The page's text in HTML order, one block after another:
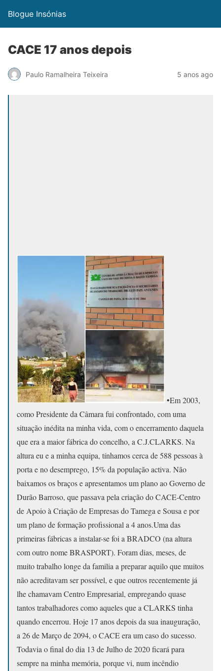
Blogue Insónias
CACE 17 anos depois
Paulo Ramalheira Teixeira 5 anos ago
•Em 2003,
como Presidente da Câmara fui confrontado, com uma
situação inédita na minha vida, com o encerramento daquela
que era a maior fábrica do concelho, a C.J.CLARKS. Na
altura eu e a minha equipa, tínhamos cerca de 588 pessoas à
porta e no desemprego, 15% da população activa. Não
baixamos os braços e apresentamos um plano ao Governo de
Durão Barroso, que passava pela criação do CACE-Centro
de Apoio à Criação de Empresas do Tamega e Sousa e por
um plano de formação profissional a 4 anos.Uma das
primeiras fábricas a instalar-se foi a BRADCO (na altura
com outro nome BRASPORT). Foram dias, meses, de
muito trabalho longe da familia a preparar aquilo que muitos
não acreditavam ser possível, e que outros recentemente já
lhe chamavam Centro Empresarial, empregando quase
tantos trabalhadores como aqueles que a CLARKS tinha
quando encerrou. Hoje 17 anos depois da sua inauguração,
a 26 de Março de 2094, o CACE era um caso do sucesso.
Todavia o final do dia 13 de Julho de 2020 ficará para
sempre na minha memória, porque vi, num incêndio